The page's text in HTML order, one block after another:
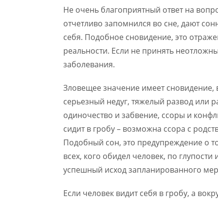
Не очень благоприятный ответ на
отчетливо запомнился во сне, дают
себя. Подобное сновидение, это
реальности. Если не принять
заболевания.
Зловещее значение имеет сновидение,
серьезный недуг, тяжелый развод
одиночество и забвение, ссоры и
сидит в гробу – возможна ссора с
Подобный сон, это предупреждение о
всех, кого обидел человек, по
успешный исход запланированного
Если человек видит себя в гробу, а